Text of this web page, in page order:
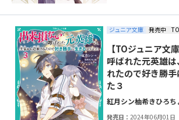
ジュニア文庫 発売中
【TOジュニア文
呼ばれた元英雄
れたので好き勝
た３
紅月シン柚希きひろち
発売日：2024年06月01日